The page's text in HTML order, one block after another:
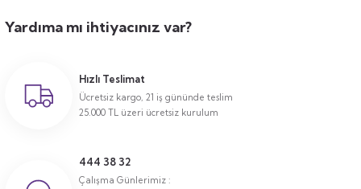
Yardıma mı ihtiyacınız var?
Hızlı Teslimat
Ücretsiz kargo, 21 iş gününde teslim
25.000 TL üzeri ücretsiz kurulum
444 38 32
Çalışma Günlerimiz :